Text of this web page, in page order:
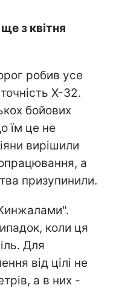
ще з квітня
робив усе
Х-32.
бойових
їм це не
вирішили
а
призупинили.
коли ця
Для
від цілі не
а в них -